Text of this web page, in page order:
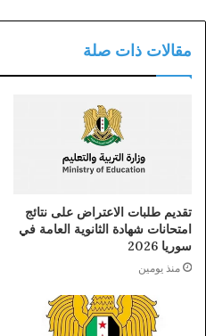
مقالات ذات صلة
تقديم طلبات الاعتراض على نتائج
امتحانات شهادة الثانوية العامة في
سوريا 2026
منذ يومين